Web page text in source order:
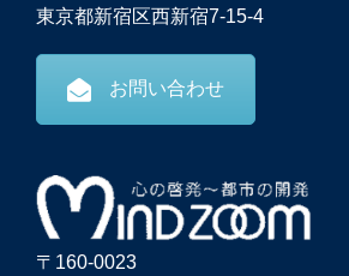
東京都新宿区西新宿7-15-4
お問い合わせ
〒160-0023